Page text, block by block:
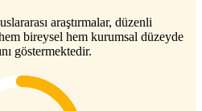
araştırmalar, düzenli
bireysel hem kurumsal düzeyde
göstermektedir.